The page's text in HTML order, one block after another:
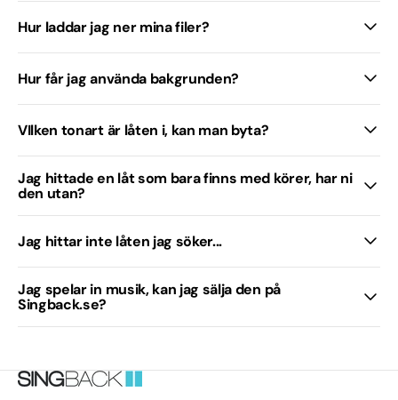
Hur laddar jag ner mina filer?
Hur får jag använda bakgrunden?
VIlken tonart är låten i, kan man byta?
Jag hittade en låt som bara finns med körer, har ni
den utan?
Jag hittar inte låten jag söker...
Jag spelar in musik, kan jag sälja den på
Singback.se?